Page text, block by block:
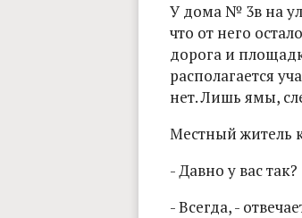
У дома № 3в на
что от него
дорога и
располагается
нет. Лишь ямы,
Местный житель
- Давно у вас так?
- Всегда, -